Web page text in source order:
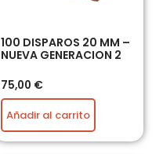
100 DISPAROS 20 MM –
NUEVA GENERACION 2
75,00 €
Añadir al carrito